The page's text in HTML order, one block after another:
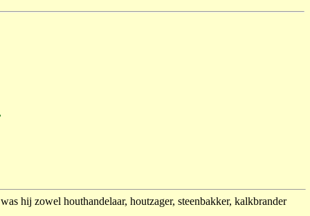
hij zowel houthandelaar, houtzager, steenbakker, kalkbrander